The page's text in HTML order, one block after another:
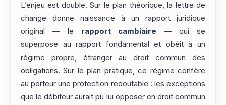
L’enjeu est double. Sur le plan théorique, la lettre de
change donne naissance à un rapport juridique
original — le rapport cambiaire — qui se
superpose au rapport fondamental et obéit à un
régime propre, étranger au droit commun des
obligations. Sur le plan pratique, ce régime confère
au porteur une protection redoutable : les exceptions
que le débiteur aurait pu lui opposer en droit commun